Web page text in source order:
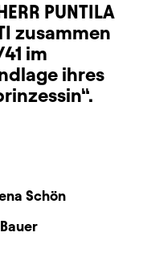
PUNTILA
zusammen
im
ihres
Schön